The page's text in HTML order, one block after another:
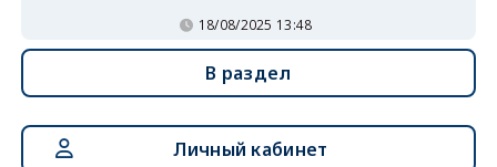
18/08/2025 13:48
В раздел
Личный кабинет